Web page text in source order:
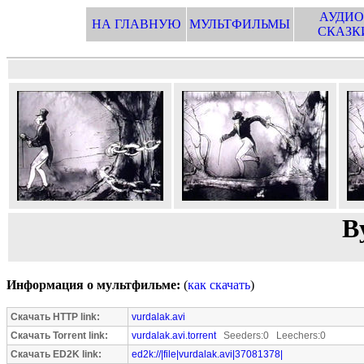
НА ГЛАВНУЮ МУЛЬТФИЛЬМЫ
Информация о мультфильме: (как скачать)
Скачать HTTP link:
vurdalak.avi
Скачать Torrent link:
vurdalak.avi.torrentSeeders:0 Leechers:0
Скачать ED2K link:
ed2k://|file|vurdalak.avi|37081378|